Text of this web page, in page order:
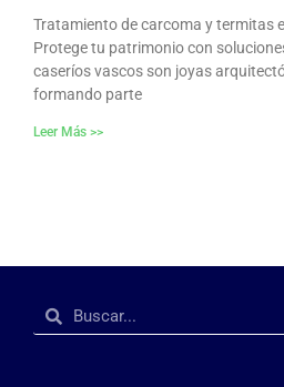
Tratamiento de carcoma y termitas
Protege tu patrimonio con
caseríos vascos son joyas
formando parte
Leer Más >>